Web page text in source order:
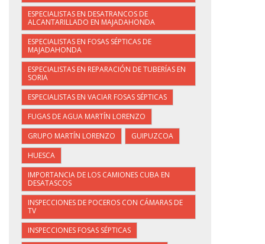
ESPECIALISTAS EN DESATRANCOS DE
ALCANTARILLADO EN MAJADAHONDA
ESPECIALISTAS EN FOSAS SÉPTICAS DE
MAJADAHONDA
ESPECIALISTAS EN REPARACIÓN DE TUBERÍAS EN
SORIA
ESPECIALISTAS EN VACIAR FOSAS SÉPTICAS
FUGAS DE AGUA MARTÍN LORENZO
GRUPO MARTÍN LORENZO
GUIPUZCOA
HUESCA
IMPORTANCIA DE LOS CAMIONES CUBA EN
DESATASCOS
INSPECCIONES DE POCEROS CON CÁMARAS DE
TV
INSPECCIONES FOSAS SÉPTICAS